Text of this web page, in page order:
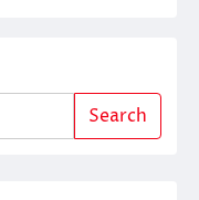
Search